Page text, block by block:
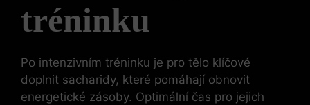
tréninku
Po intenzivním tréninku je pro tělo klíčové
doplnit sacharidy, které pomáhají obnovit
energetické zásoby. Optimální čas pro jejich